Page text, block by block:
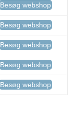
Besøg webshop
Besøg webshop
Besøg webshop
Besøg webshop
Besøg webshop